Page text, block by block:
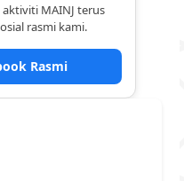
MAINJ terus
rasmi kami.
Rasmi